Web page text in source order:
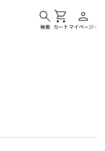
検索 カート マイページ